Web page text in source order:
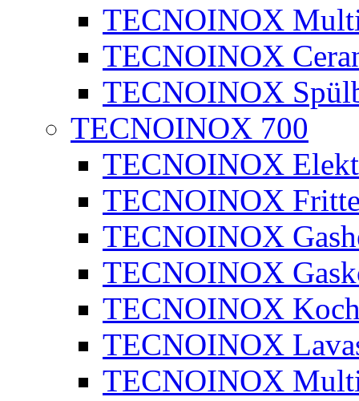
TECNOINOX
TECNOINOX
TECNOINOX
TECNOINOX 700
TECNOINOX
TECNOINOX
TECNOINOX
TECNOINOX
TECNOINOX
TECNOINOX
TECNOINOX